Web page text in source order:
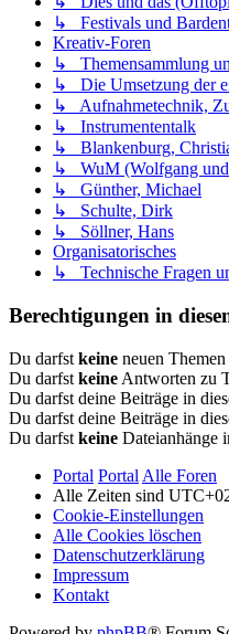
↳ Festivals und
Kreativ-Foren
↳ Themensammlung
↳ Die Umsetzung der
↳ Aufnahmetechnik,
↳ Instrumententalk
↳ Blankenburg,
↳ WuM (Wolfgang
↳ Günther, Michael
↳ Schulte, Dirk
↳ Söllner, Hans
Organisatorisches
↳ Technische Fragen
Berechtigungen in
Du darfst keine neuen
Du darfst keine Antworten zu
Du darfst deine Beiträge in
Du darfst deine Beiträge in
Du darfst keine Dateianhänge
Portal Portal Alle Foren
Alle Zeiten sind
Cookie-Einstellungen
Alle Cookies löschen
Datenschutzerklärung
Impressum
Kontakt